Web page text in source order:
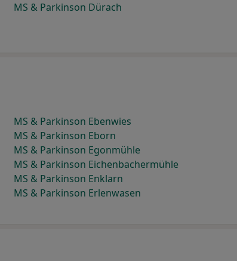
MS & Parkinson Dürach
MS & Parkinson Ebenwies
MS & Parkinson Eborn
MS & Parkinson Egonmühle
MS & Parkinson Eichenbachermühle
MS & Parkinson Enklarn
MS & Parkinson Erlenwasen